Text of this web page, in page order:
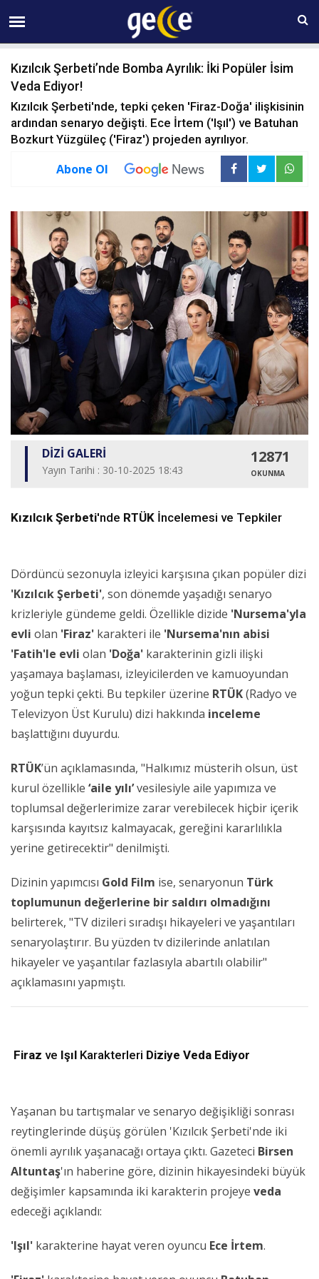
07 AĞUSTOS Cuma 18:27
Kızılcık Şerbeti’nde Bomba Ayrılık: İki Popüler İsim
Veda Ediyor!
Kızılcık Şerbeti'nde, tepki çeken 'Firaz-Doğa' ilişkisinin
ardından senaryo değişti. Ece İrtem ('Işıl') ve Batuhan
Bozkurt Yüzgüleç ('Firaz') projeden ayrılıyor.
Abone Ol
DİZİ GALERİ
Yayın Tarihi : 30-10-2025 18:43
12871
OKUNMA
Kızılcık Şerbeti'nde RTÜK İncelemesi ve Tepkiler
Dördüncü sezonuyla izleyici karşısına çıkan popüler dizi
'Kızılcık Şerbeti', son dönemde yaşadığı senaryo
krizleriyle gündeme geldi. Özellikle dizide 'Nursema'yla
evli olan 'Firaz' karakteri ile 'Nursema'nın abisi
'Fatih'le evli olan 'Doğa' karakterinin gizli ilişki
yaşamaya başlaması, izleyicilerden ve kamuoyundan
yoğun tepki çekti. Bu tepkiler üzerine RTÜK(Radyo ve
Televizyon Üst Kurulu) dizi hakkında inceleme
başlattığını duyurdu.
RTÜK’ün açıklamasında, "Halkımız müsterih olsun, üst
kurul özellikle ‘aile yılı’vesilesiyle aile yapımıza ve
toplumsal değerlerimize zarar verebilecek hiçbir içerik
karşısında kayıtsız kalmayacak, gereğini kararlılıkla
yerine getirecektir" denilmişti.
Dizinin yapımcısı Gold Film ise, senaryonun Türk
toplumunun değerlerine bir saldırı olmadığını
belirterek, "TV dizileri sıradışı hikayeleri ve yaşantıları
senaryolaştırır. Bu yüzden tv dizilerinde anlatılan
hikayeler ve yaşantılar fazlasıyla abartılı olabilir"
açıklamasını yapmıştı.
Firaz ve Işıl Karakterleri Diziye Veda Ediyor
Yaşanan bu tartışmalar ve senaryo değişikliği sonrası
reytinglerinde düşüş görülen 'Kızılcık Şerbeti'nde iki
önemli ayrılık yaşanacağı ortaya çıktı. Gazeteci Birsen
Altuntaş'ın haberine göre, dizinin hikayesindeki büyük
değişimler kapsamında iki karakterin projeye veda
edeceği açıklandı:
'Işıl' karakterine hayat veren oyuncu Ece İrtem.